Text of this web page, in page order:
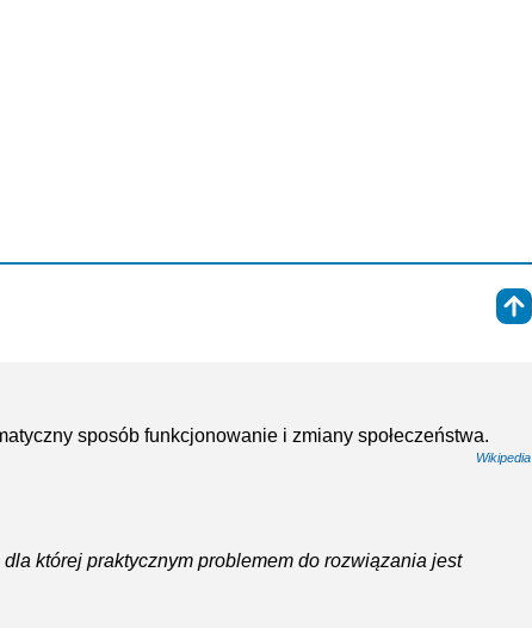
sposób funkcjonowanie i zmiany społeczeństwa.
Wikipedia
której praktycznym problemem do rozwiązania jest